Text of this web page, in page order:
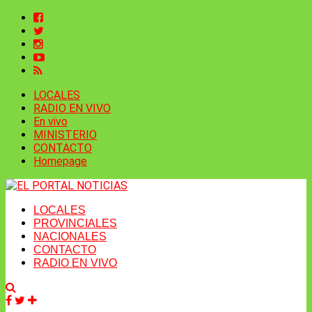
LOCALES
RADIO EN VIVO
En vivo
MINISTERIO
CONTACTO
Homepage
LOCALES
PROVINCIALES
NACIONALES
CONTACTO
RADIO EN VIVO